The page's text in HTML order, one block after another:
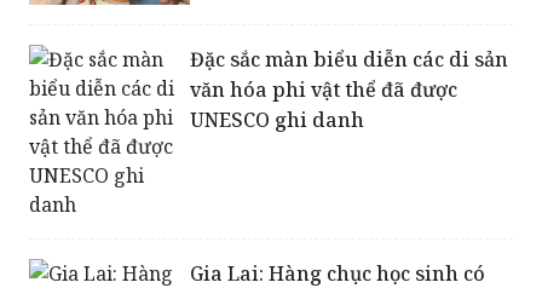
Đặc sắc màn biểu diễn các di sản
văn hóa phi vật thể đã được
UNESCO ghi danh
Gia Lai: Hàng chục học sinh có